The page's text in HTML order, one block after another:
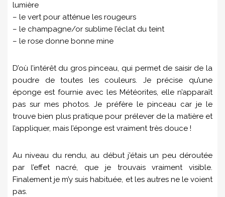
lumière
– le vert pour atténue les rougeurs
– le champagne/or sublime l’éclat du teint
– le rose donne bonne mine
D’où l’intérêt du gros pinceau, qui permet de saisir de la
poudre de toutes les couleurs. Je précise qu’une
éponge est fournie avec les Météorites, elle n’apparaît
pas sur mes photos. Je préfère le pinceau car je le
trouve bien plus pratique pour prélever de la matière et
l’appliquer, mais l’éponge est vraiment très douce !
Au niveau du rendu, au début j’étais un peu déroutée
par l’effet nacré, que je trouvais vraiment visible.
Finalement je m’y suis habituée, et les autres ne le voient
pas.